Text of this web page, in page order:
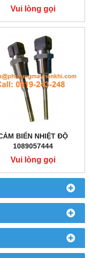
Vui lòng gọi
BIẾN NHIỆT ĐỘ
1089057444
Vui lòng gọi